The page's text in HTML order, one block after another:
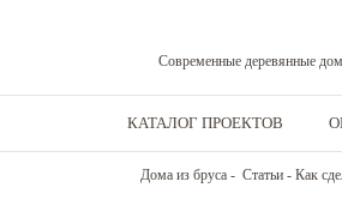
Современные деревянные
КАТАЛОГ ПРОЕКТОВ
Дома из бруса - Статьи - Как